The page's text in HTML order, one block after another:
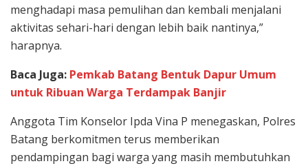
menghadapi masa pemulihan dan kembali menjalani
aktivitas sehari-hari dengan lebih baik nantinya,”
harapnya.
Baca Juga: Pemkab Batang Bentuk Dapur Umum
untuk Ribuan Warga Terdampak Banjir
Anggota Tim Konselor Ipda Vina P menegaskan, Polres
Batang berkomitmen terus memberikan
pendampingan bagi warga yang masih membutuhkan